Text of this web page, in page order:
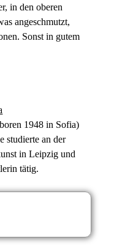
in den oberen
angeschmutzt,
Sonst in gutem
1948 in Sofia)
studierte an der
in Leipzig und
tätig.